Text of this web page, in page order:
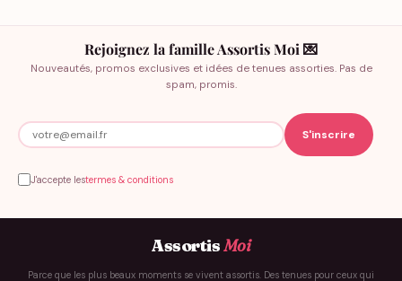
Rejoignez la famille Assortis Moi 💌
Nouveautés, promos exclusives et idées de tenues assorties. Pas de
spam, promis.
J'accepte lestermes & conditions
AssortisMoi
Parce que les plus beaux moments se vivent assortis. Des tenues pour ceux qui